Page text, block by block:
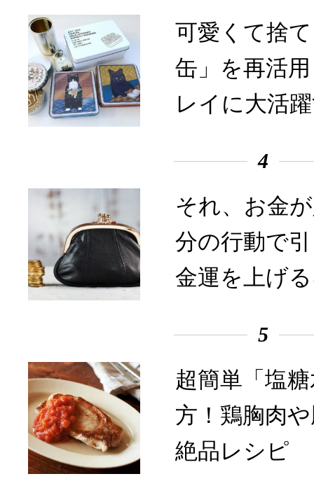
可愛くて捨
缶」を再活
レイに大活
4
それ、お金
分の行動で
金運を上げ
5
超簡単「塩
方！鶏胸肉
絶品レシピ